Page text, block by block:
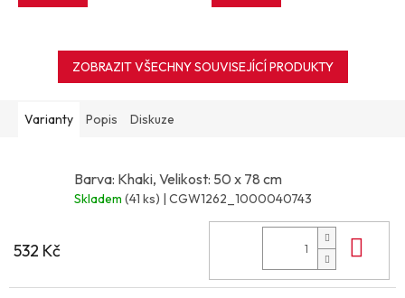
ZOBRAZIT VŠECHNY SOUVISEJÍCÍ PRODUKTY
Varianty Popis Diskuze
Barva: Khaki, Velikost: 50 x 78 cm
Skladem (41 ks) | CGW1262_1000040743
532 Kč